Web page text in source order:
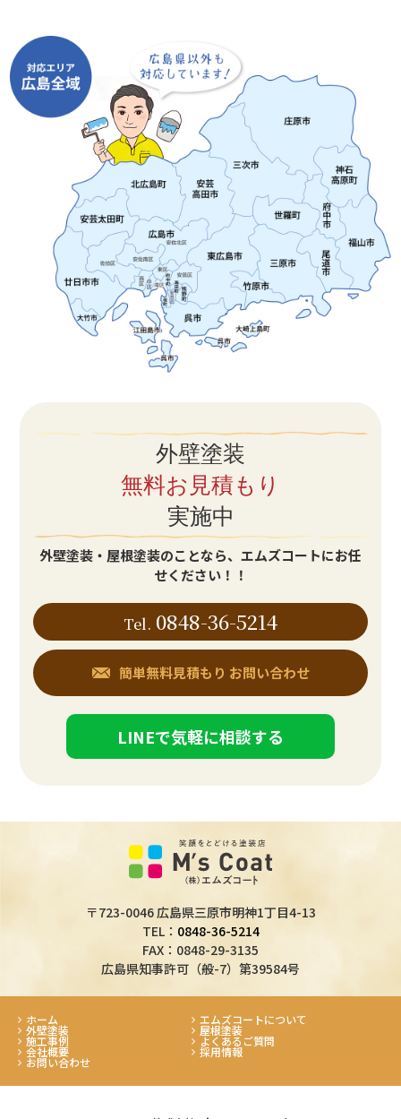
外壁塗装
無料お見積もり
実施中
外壁塗装・屋根塗装のことなら、エムズコートにお任
せください！！
Tel. 0848-36-5214
簡単無料見積もり お問い合わせ
LINEで気軽に相談する
〒723-0046 広島県三原市明神1丁目4-13
TEL： 0848-36-5214
FAX：0848-29-3135
広島県知事許可（般-7）第39584号
ホーム エムズコートについて
外壁塗装 屋根塗装
施工事例 よくあるご質問
会社概要 採用情報
お問い合わせ